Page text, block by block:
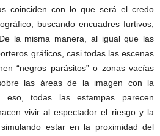
coinciden con lo que será el credo
buscando encuadres furtivos,
la misma manera, al igual que las
gráficos, casi todas las escenas
“negros parásitos” o zonas vacías
las áreas de la imagen con la
eso, todas las estampas parecen
vivir al espectador el riesgo y la
estar en la proximidad del